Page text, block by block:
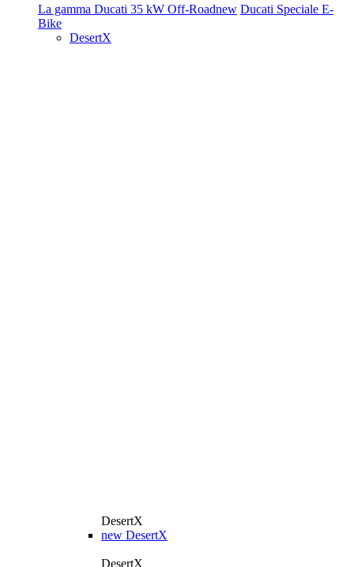
La gamma Ducati 35 kW Off-Roadnew Ducati Speciale E-
Bike
DesertX
DesertX
new DesertX
DesertX